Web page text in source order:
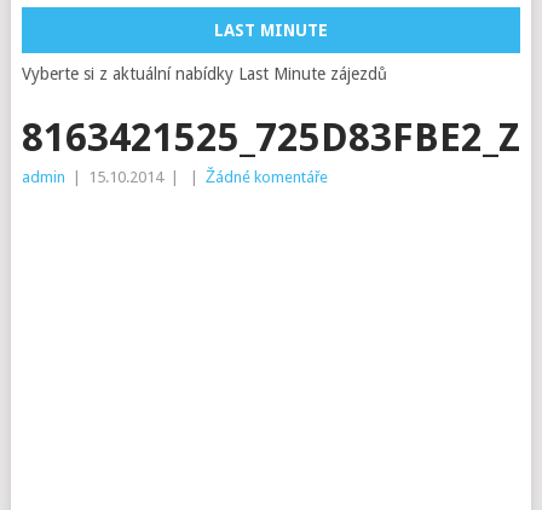
LAST MINUTE
Vyberte si z aktuální nabídky Last Minute zájezdů
8163421525_725D83FBE2_Z
admin 15.10.2014 Žádné komentáře